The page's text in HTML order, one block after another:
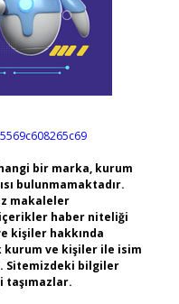
bir marka, kurum
bulunmamaktadır.
makaleler
haber niteliği
kişiler hakkında
kurum ve kişiler ile isim
Sitemizdeki bilgiler